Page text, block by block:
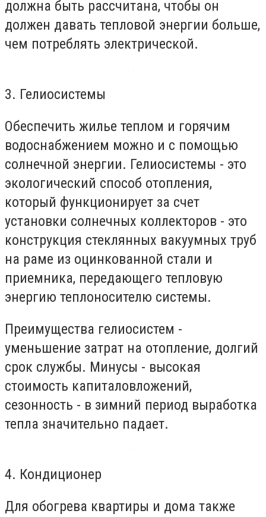
должна быть рассчитана, чтобы он
должен давать тепловой энергии больше,
чем потреблять электрической.
3. Гелиосистемы
Обеспечить жилье теплом и горячим
водоснабжением можно и с помощью
солнечной энергии. Гелиосистемы - это
экологический способ отопления,
который функционирует за счет
установки солнечных коллекторов - это
конструкция стеклянных вакуумных труб
на раме из оцинкованной стали и
приемника, передающего тепловую
энергию теплоносителю системы.
Преимущества гелиосистем -
уменьшение затрат на отопление, долгий
срок службы. Минусы - высокая
стоимость капиталовложений,
сезонность - в зимний период выработка
тепла значительно падает.
4. Кондиционер
Для обогрева квартиры и дома также